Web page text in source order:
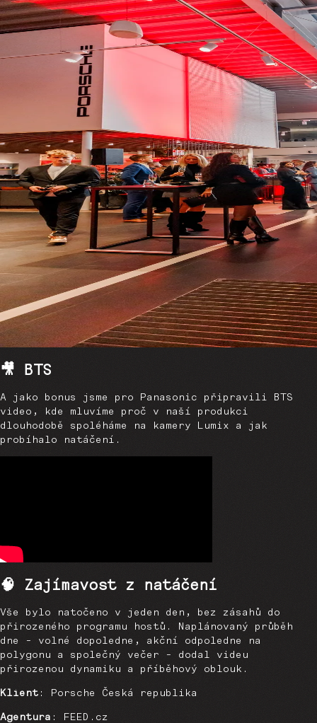
🎥 BTS
A jako bonus jsme pro Panasonic připravili BTS
video, kde mluvíme proč v naší produkci
dlouhodobě spoléháme na kamery Lumix a jak
probíhalo natáčení.
🧠 Zajímavost z natáčení
Vše bylo natočeno v jeden den, bez zásahů do
přirozeného programu hostů. Naplánovaný průběh
dne - volné dopoledne, akční odpoledne na
polygonu a společný večer - dodal videu
přirozenou dynamiku a příběhový oblouk.
Klient : Porsche Česká republika
Agentura : FEED.cz